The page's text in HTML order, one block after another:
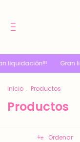
Gran liquidación!!!
Inicio . Productos
Productos
Ordenar